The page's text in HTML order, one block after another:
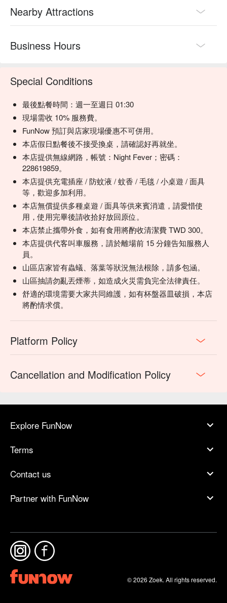
Nearby Attractions
Business Hours
Special Conditions
最後點餐時間：週一至週日 01:30
現場需收 10% 服務費。
FunNow 預訂與店家現場優惠不可併用。
本店假日點餐後不接受換桌，請確認好再就坐。
本店提供無線網路，帳號：Night Fever；密碼：
228619859。
本店提供充電插座 / 防蚊液 / 蚊香 / 毛毯 / 小桌遊 / 面具
等，歡迎多加利用。
本店無償提供多種桌遊 / 面具等供來賓消遣，請愛惜使
用，使用完畢後請收拾好放回原位。
本店禁止攜帶外食，如有食用將酌收清潔費 TWD 300。
本店提供代客叫車服務，請於離場前 15 分鐘告知服務人
員。
山區店家皆有蟲蟻、落葉等狀況無法根除，請多包涵。
山區抽請勿亂丟煙蒂，如造成火災需負完全法律責任。
舒適的環境需要大家共同維護，如有杯盤器皿破損，本店
將酌情求償。
Platform Policy
Cancellation and Modification Policy
Explore FunNow
Terms
Contact us
Partner with FunNow
© 2026 Zoek. All rights reserved.